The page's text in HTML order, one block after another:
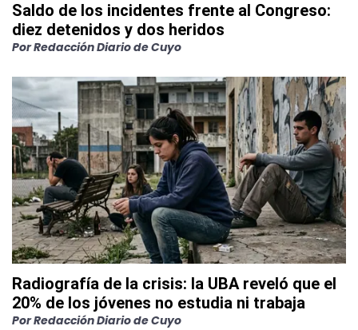
Saldo de los incidentes frente al Congreso:
diez detenidos y dos heridos
PorRedacción Diario de Cuyo
Radiografía de la crisis: la UBA reveló que el
20% de los jóvenes no estudia ni trabaja
PorRedacción Diario de Cuyo